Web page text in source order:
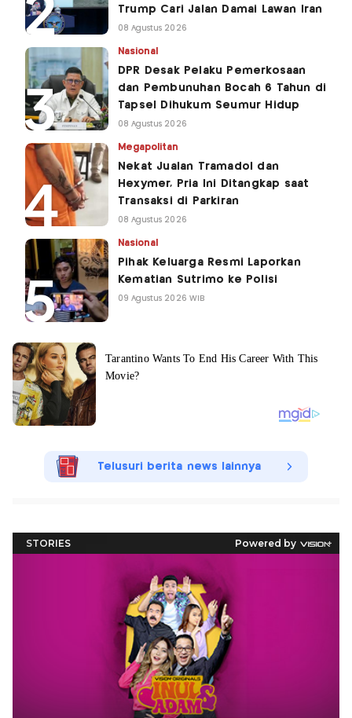
Trump Cari Jalan Damai Lawan Iran
08 Agustus 2026
Nasional
DPR Desak Pelaku Pemerkosaan
dan Pembunuhan Bocah 6 Tahun di
Tapsel Dihukum Seumur Hidup
08 Agustus 2026
Megapolitan
Nekat Jualan Tramadol dan
Hexymer, Pria Ini Ditangkap saat
Transaksi di Parkiran
08 Agustus 2026
Nasional
Pihak Keluarga Resmi Laporkan
Kematian Sutrimo ke Polisi
09 Agustus 2026 WIB
Telusuri berita news lainnya